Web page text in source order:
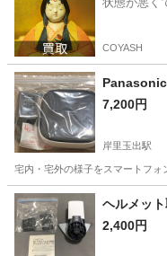
COYASH
7,200円
岸里玉出駅
宅内・宅外の様子をスマートフ
大阪 大阪市 岸里玉出駅
ヘルメッ
2,400円